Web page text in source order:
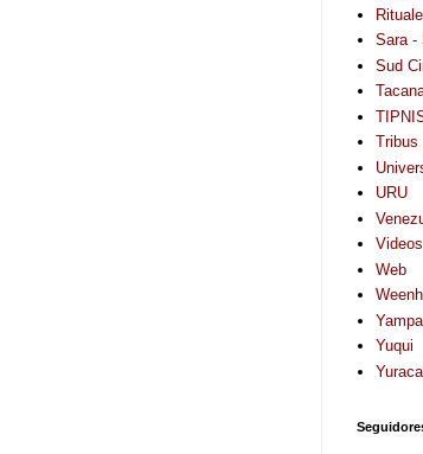
Sara -
Sud
Tribus
URU
Videos
Web
Yuqui